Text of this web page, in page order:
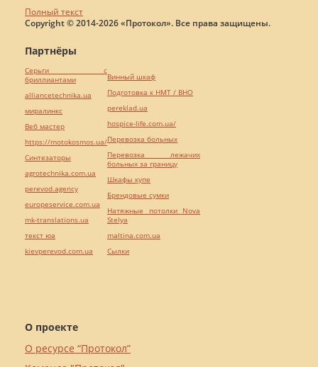
Полный текст
Copyright © 2014-2026 «Протокол». Все права защищены.
О проекте
О ресурсе “Протокол”
Партнёры
Серьги с
бриллиантами
alliancetechnika.ua
миралинкс
Веб мастер
https://motokosmos.ua/
Синтезаторы
agrotechnika.com.ua
perevod.agency
europeservice.com.ua
mk-translations.ua
текст юа
kievperevod.com.ua
Винный шкаф
Подготовка к НМТ / ВНО
pereklad.ua
hospice-life.com.ua/
Перевозка больных
Перевозка лежачих
больных за границу
Шкафы купе
Брендовые сумки
Натяжные потолки Nova
Stelya
maltina.com.ua
Cылки